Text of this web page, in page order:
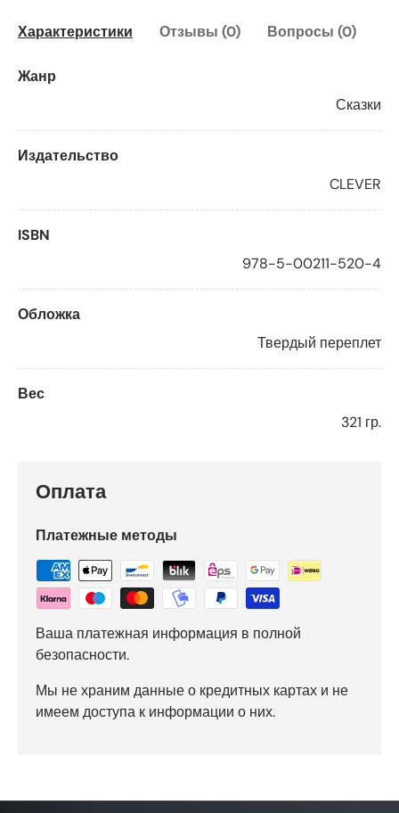
Характеристики Отзывы (0) Вопросы (0)
Жанр
Сказки
Издательство
CLEVER
ISBN
978-5-00211-520-4
Обложка
Твердый переплет
Вес
321 гр.
Оплата
Платежные методы
Ваша платежная информация в полной
безопасности.
Мы не храним данные о кредитных картах и не
имеем доступа к информации о них.